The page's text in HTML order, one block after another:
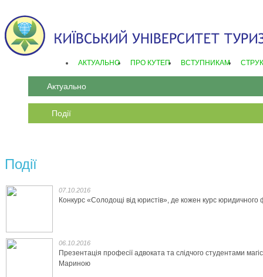
АКТУАЛЬНО ПРО КУТЕП ВСТУПНИКАМ
Актуально
Події
Події
07.10.2016
Конкурс «Солодощі від юристів», де кожен курс юридичного
06.10.2016
Презентація професії адвоката та слідчого студентами
Мариною